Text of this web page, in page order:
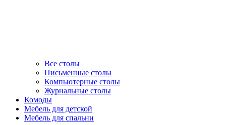
Все столы
Письменные столы
Компьютерные столы
Журнальные столы
Комоды
Мебель для детской
Мебель для спальни